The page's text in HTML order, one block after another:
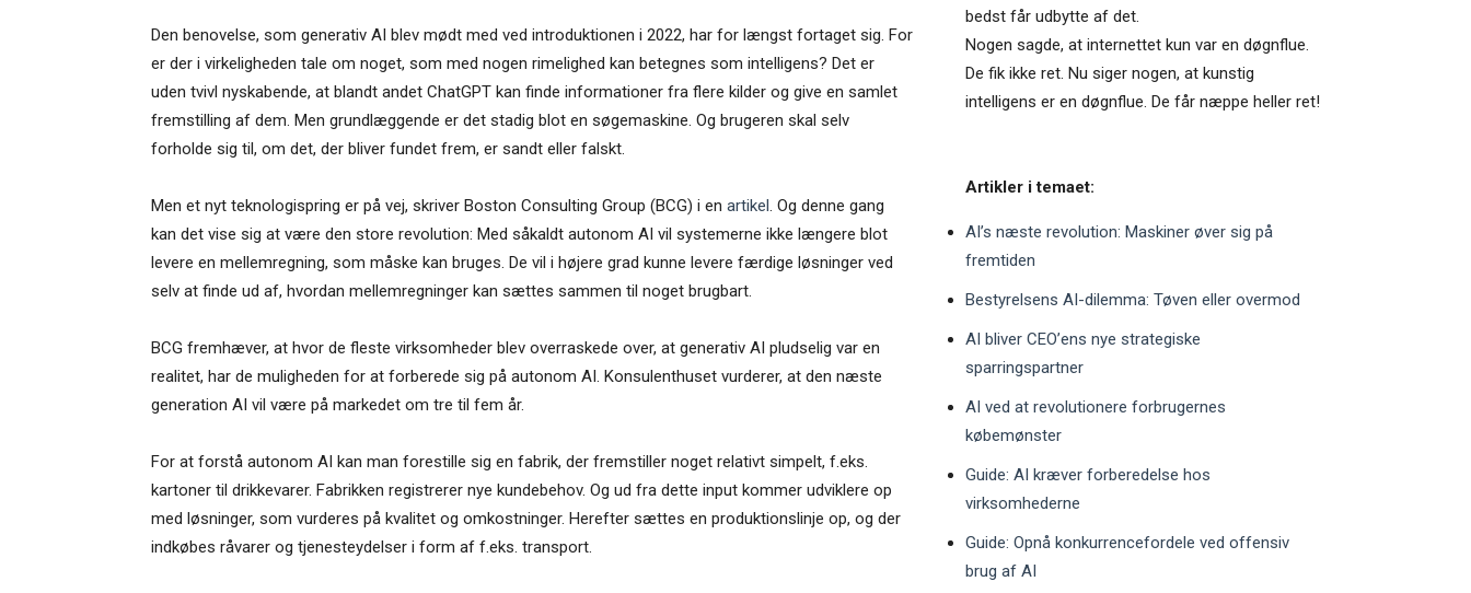
Den benovelse, som generativ AI blev mødt med ved introduktionen i 2022, har for længst fortaget sig. For
er der i virkeligheden tale om noget, som med nogen rimelighed kan betegnes som intelligens? Det er
uden tvivl nyskabende, at blandt andet ChatGPT kan finde informationer fra flere kilder og give en samlet
fremstilling af dem. Men grundlæggende er det stadig blot en søgemaskine. Og brugeren skal selv
forholde sig til, om det, der bliver fundet frem, er sandt eller falskt.
Men et nyt teknologispring er på vej, skriver Boston Consulting Group (BCG) i en artikel . Og denne gang
kan det vise sig at være den store revolution: Med såkaldt autonom AI vil systemerne ikke længere blot
levere en mellemregning, som måske kan bruges. De vil i højere grad kunne levere færdige løsninger ved
selv at finde ud af, hvordan mellemregninger kan sættes sammen til noget brugbart.
BCG fremhæver, at hvor de fleste virksomheder blev overraskede over, at generativ AI pludselig var en
realitet, har de muligheden for at forberede sig på autonom AI. Konsulenthuset vurderer, at den næste
generation AI vil være på markedet om tre til fem år.
For at forstå autonom AI kan man forestille sig en fabrik, der fremstiller noget relativt simpelt, f.eks.
kartoner til drikkevarer. Fabrikken registrerer nye kundebehov. Og ud fra dette input kommer udviklere op
med løsninger, som vurderes på kvalitet og omkostninger. Herefter sættes en produktionslinje op, og der
indkøbes råvarer og tjenesteydelser i form af f.eks. transport.
bedst får udbytte af det.
Nogen sagde, at internettet kun var en døgnflue.
De fik ikke ret. Nu siger nogen, at kunstig
intelligens er en døgnflue. De får næppe heller ret!
Artikler i temaet:
AI’s næste revolution: Maskiner øver sig på
fremtiden
Bestyrelsens AI-dilemma: Tøven eller overmod
AI bliver CEO’ens nye strategiske
sparringspartner
AI ved at revolutionere forbrugernes
købemønster
Guide: AI kræver forberedelse hos
virksomhederne
Guide: Opnå konkurrencefordele ved offensiv
brug af AI